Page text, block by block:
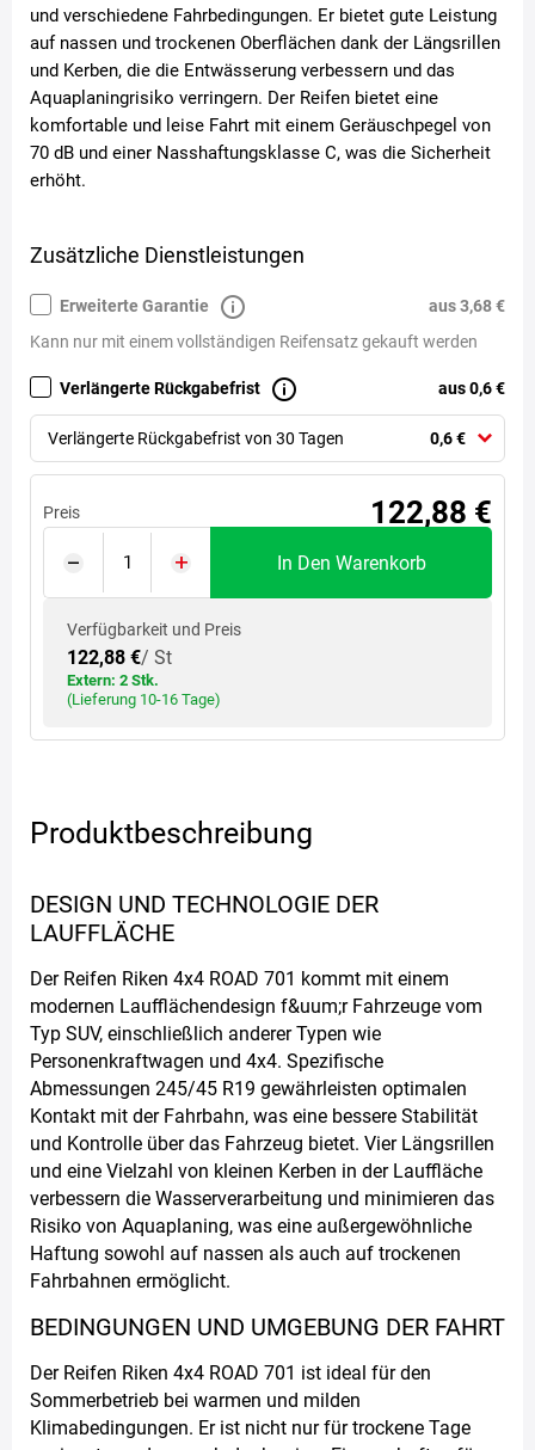
und verschiedene Fahrbedingungen. Er bietet gute Leistung
auf nassen und trockenen Oberflächen dank der Längsrillen
und Kerben, die die Entwässerung verbessern und das
Aquaplaningrisiko verringern. Der Reifen bietet eine
komfortable und leise Fahrt mit einem Geräuschpegel von
70 dB und einer Nasshaftungsklasse C, was die Sicherheit
erhöht.
Zusätzliche Dienstleistungen
Erweiterte Garantie
Kann nur mit einem vollständigen Reifensatz gekauft werden
aus 3,68 €
Verlängerte Rückgabefrist
Verlängerte Rückgabefrist von 30 Tagen 0,6 €
aus 0,6 €
Preis 122,88 €
In Den Warenkorb
Verfügbarkeit und Preis
122,88 €/ St
Extern: 2 Stk.
(Lieferung 10-16 Tage)
Produktbeschreibung
DESIGN UND TECHNOLOGIE DER
LAUFFLÄCHE
Der Reifen Riken 4x4 ROAD 701 kommt mit einem
modernen Laufflächendesign f&uum;r Fahrzeuge vom
Typ SUV, einschließlich anderer Typen wie
Personenkraftwagen und 4x4. Spezifische
Abmessungen 245/45 R19 gewährleisten optimalen
Kontakt mit der Fahrbahn, was eine bessere Stabilität
und Kontrolle über das Fahrzeug bietet. Vier Längsrillen
und eine Vielzahl von kleinen Kerben in der Lauffläche
verbessern die Wasserverarbeitung und minimieren das
Risiko von Aquaplaning, was eine außergewöhnliche
Haftung sowohl auf nassen als auch auf trockenen
Fahrbahnen ermöglicht.
BEDINGUNGEN UND UMGEBUNG DER FAHRT
Der Reifen Riken 4x4 ROAD 701 ist ideal für den
Sommerbetrieb bei warmen und milden
Klimabedingungen. Er ist nicht nur für trockene Tage